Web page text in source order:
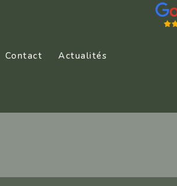
Contact Actualités